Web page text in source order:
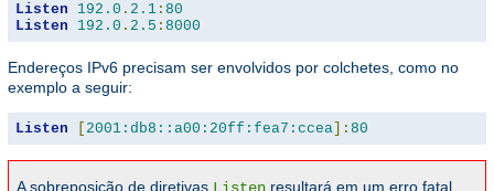
Listen 192.0 . 2.1 : 80
Listen
192.0 . 2.5 : 8000
Endereços IPv6 precisam ser envolvidos por colchetes, como no
exemplo a seguir:
Listen 2001:db8::a00:20ff:fea7:ccea ]: 80
A sobreposição de diretivas
resultará em um erro fatal